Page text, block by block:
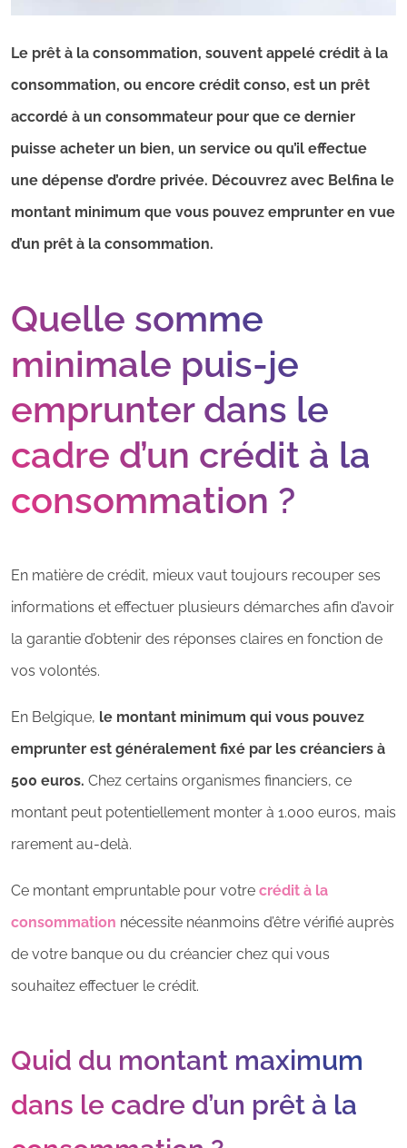
Le prêt à la consommation, souvent appelé crédit à la
consommation, ou encore crédit conso, est un prêt
accordé à un consommateur pour que ce dernier
puisse acheter un bien, un service ou qu’il effectue
une dépense d’ordre privée. Découvrez avec Belfina le
montant minimum que vous pouvez emprunter en vue
d’un prêt à la consommation.
Quelle somme
minimale puis-je
emprunter dans le
cadre d’un crédit à la
consommation ?
En matière de crédit, mieux vaut toujours recouper ses
informations et effectuer plusieurs démarches afin d’avoir
la garantie d’obtenir des réponses claires en fonction de
vos volontés.
En Belgique, le montant minimum qui vous pouvez
emprunter est généralement fixé par les créanciers à
500 euros. Chez certains organismes financiers, ce
montant peut potentiellement monter à 1.000 euros, mais
rarement au-delà.
Ce montant empruntable pour votre crédit à la
consommation nécessite néanmoins d’être vérifié auprès
de votre banque ou du créancier chez qui vous
souhaitez effectuer le crédit.
Quid du montant maximum
dans le cadre d’un prêt à la